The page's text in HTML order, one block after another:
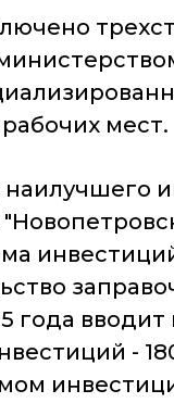
мест.
наилучшего
года
-